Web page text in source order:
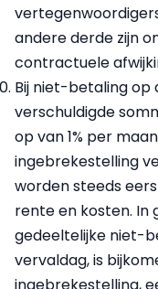
andere derde zijn
contractuele
Bij niet-betaling op
verschuldigde
op van 1% per
ingebrekestelling
worden steeds
rente en kosten. In
gedeeltelijke niet-
vervaldag, is